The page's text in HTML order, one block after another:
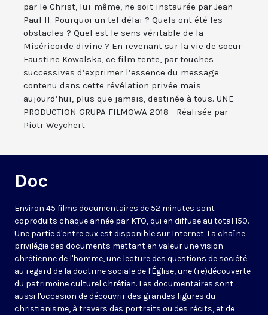
par le Christ, lui-même, ne soit instaurée par Jean-
Paul II. Pourquoi un tel délai ? Quels ont été les
obstacles ? Quel est le sens véritable de la
Miséricorde divine ? En revenant sur la vie de soeur
Faustine Kowalska, ce film tente, par touches
successives d’exprimer l’essence du message
contenu dans cette révélation privée mais
aujourd’hui, plus que jamais, destinée à tous. UNE
PRODUCTION GRUPA FILMOWA 2018 - Réalisée par
Piotr Weychert
Doc
Environ 45 films documentaires de 52 minutes sont
coproduits chaque année par KTO, qui en diffuse au total 150.
Une partie d'entre eux est disponible sur Internet. La chaîne
privilégie des documents mettant en valeur une vision
chrétienne de l'homme, une lecture des questions de société
au regard de la doctrine sociale de l'Église, une (re)découverte
du patrimoine culturel chrétien. Les documentaires sont
aussi l'occasion de découvrir des grandes figures du
christianisme, à travers des portraits ou des récits, et de